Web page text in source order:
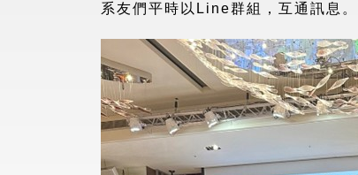
系友們平時以Line群組，互通訊息。